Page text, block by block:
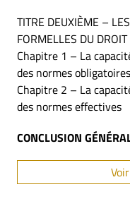
TITRE DEUXIÈME –
FORMELLES DU
Chapitre 1 – La
des normes obligatoires
Chapitre 2 – La
des normes effectives
CONCLUSION